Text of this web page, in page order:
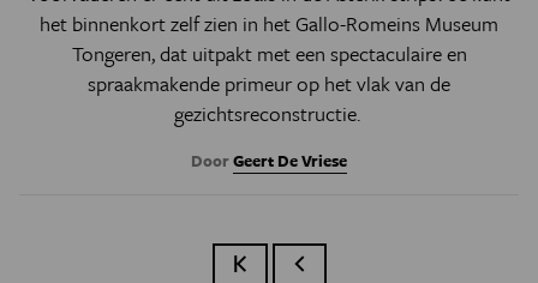
het binnenkort zelf zien in het Gallo-Romeins Museum
Tongeren, dat uitpakt met een spectaculaire en
spraakmakende primeur op het vlak van de
gezichtsreconstructie.
DoorGeert De Vriese
Eerste paginaVorige pagina